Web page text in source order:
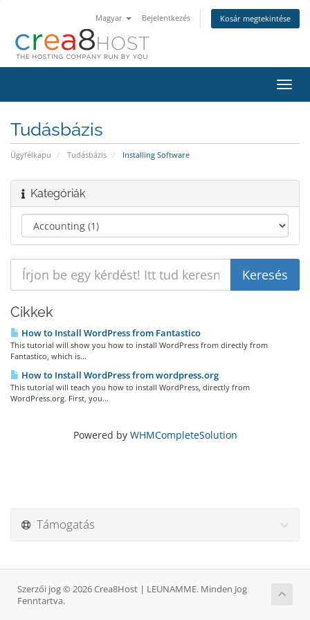
Magyar Bejelentkezés Kosár megtekintése
a
Tudásbázis
Ügyfélkapu Tudásbázis Installing Software
Kategóriák
Cikkek
How to Install WordPress from Fantastico
This tutorial will show you how to install WordPress from directly from
Fantastico, which is...
How to Install WordPress from wordpress.org
This tutorial will teach you how to install WordPress, directly from
WordPress.org. First, you...
Powered by WHMCompleteSolution
Támogatás
Szerzői jog © 2026 Crea8Host | LEUNAMME. Minden Jog
Fenntartva.